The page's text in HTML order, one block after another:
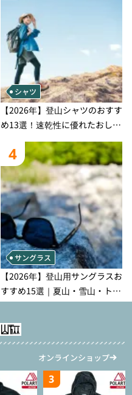
シャツ
【2026年】登山シャツのおすす
め13選！速乾性に優れたおしゃ
れなモデルを徹底紹介！
4
サングラス
【2026年】登山用サングラスお
すすめ15選｜夏山・雪山・トレ
ラン別、シーンで選ぶ失敗しな
い一本
オンラインショップ
3